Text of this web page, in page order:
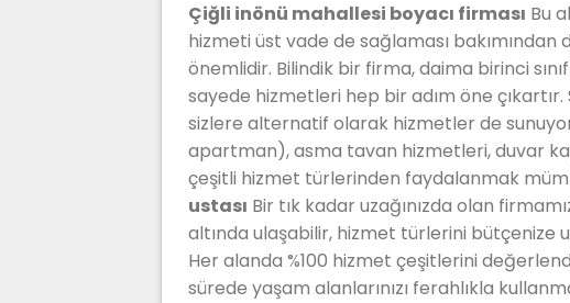
Çiğli inönü mahallesi boyacı firması Bu
hizmeti üst vade de sağlaması
önemlidir. Bilindik bir firma, daima birinci
sayede hizmetleri hep bir adım öne
sizlere alternatif olarak hizmetler de
apartman), asma tavan hizmetleri, duvar
çeşitli hizmet türlerinden faydalanmak
ustası Bir tık kadar uzağınızda olan
altında ulaşabilir, hizmet türlerini bütçenize
Her alanda %100 hizmet çeşitlerini
sürede yaşam alanlarınızı ferahlıkla